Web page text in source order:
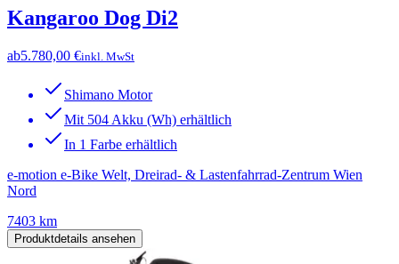
Kangaroo Dog Di2
ab5.780,00 €inkl. MwSt
Shimano Motor
Mit 504 Akku (Wh) erhältlich
In 1 Farbe erhältlich
e-motion e-Bike Welt, Dreirad- & Lastenfahrrad-Zentrum Wien
Nord
7403 km
Produktdetails ansehen